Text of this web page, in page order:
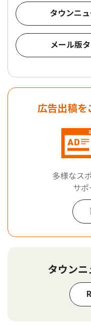
タウンニ
メール版
広告出稿を
多様なス
サポ
タウンニ